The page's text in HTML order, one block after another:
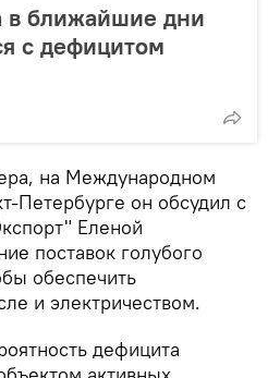
в ближайшие дни
с дефицитом
на Международном
Петербурге он обсудил с
Еленой
поставок голубого
обеспечить
и электричеством.
дефицита